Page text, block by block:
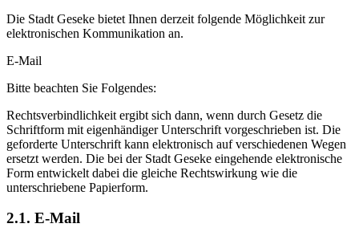
Die Stadt Geseke bietet Ihnen derzeit folgende Möglichkeit zur
elektronischen Kommunikation an.
E-Mail
Bitte beachten Sie Folgendes:
Rechtsverbindlichkeit ergibt sich dann, wenn durch Gesetz die
Schriftform mit eigenhändiger Unterschrift vorgeschrieben ist. Die
geforderte Unterschrift kann elektronisch auf verschiedenen Wegen
ersetzt werden. Die bei der Stadt Geseke eingehende elektronische
Form entwickelt dabei die gleiche Rechtswirkung wie die
unterschriebene Papierform.
2.1. E-Mail